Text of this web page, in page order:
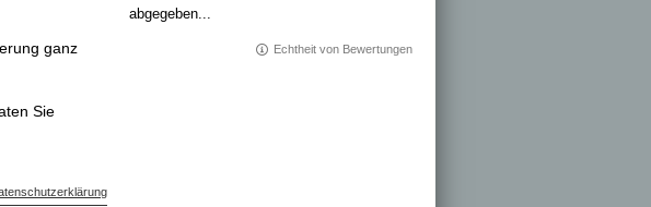
abgegeben...
Echtheit von Bewertungen
ganz
Sie